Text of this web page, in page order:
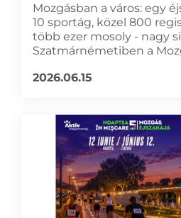
Mozgásban a város: egy
10 sportág, közel 800
több ezer mosoly - nagy
Szatmárnémetiben a
2026.06.15